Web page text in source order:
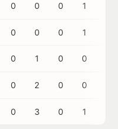
0 0 0 1
0 0 0 1
0 1 0 0
0 2 0 0
0 3 0 1